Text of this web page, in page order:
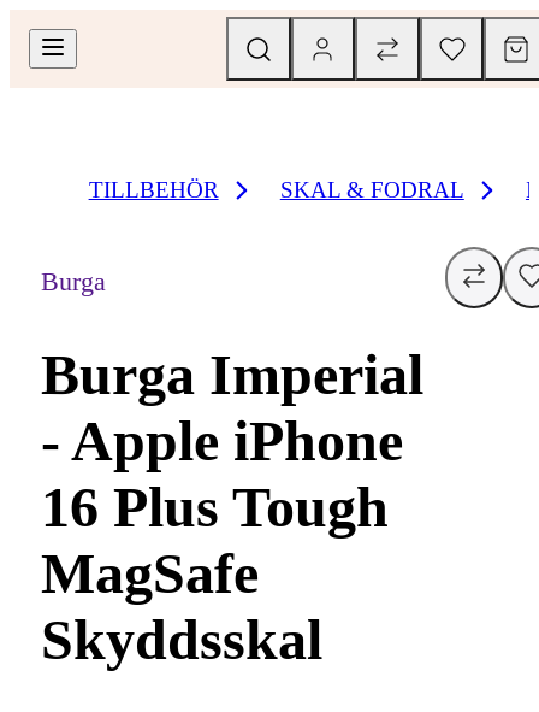
TILLBEHÖR SKAL & FODRAL
Burga
Burga Imperial
- Apple iPhone
16 Plus Tough
MagSafe
Skyddsskal